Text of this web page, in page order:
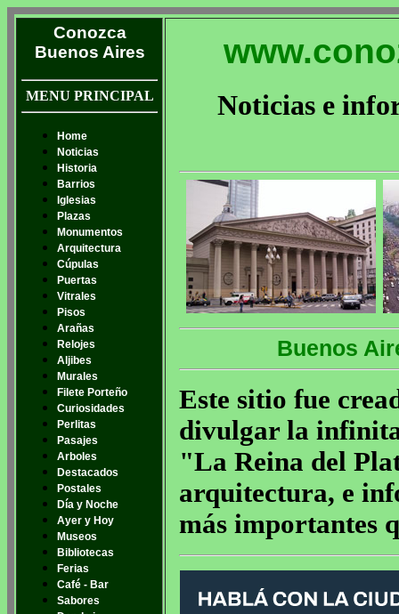
Conozca
Buenos Aires
MENU PRINCIPAL
Home
Noticias
Historia
Barrios
Iglesias
Plazas
Monumentos
Arquitectura
Cúpulas
Puertas
Vitrales
Pisos
Arañas
Relojes
Aljibes
Murales
Filete Porteño
Curiosidades
Perlitas
Pasajes
Arboles
Destacados
Postales
Día y Noche
Ayer y Hoy
Museos
Bibliotecas
Ferias
Café - Bar
Sabores
Noticias e
Buenos
Este sitio fue
divulgar la
"La Reina del
arquitectura, e
más importantes